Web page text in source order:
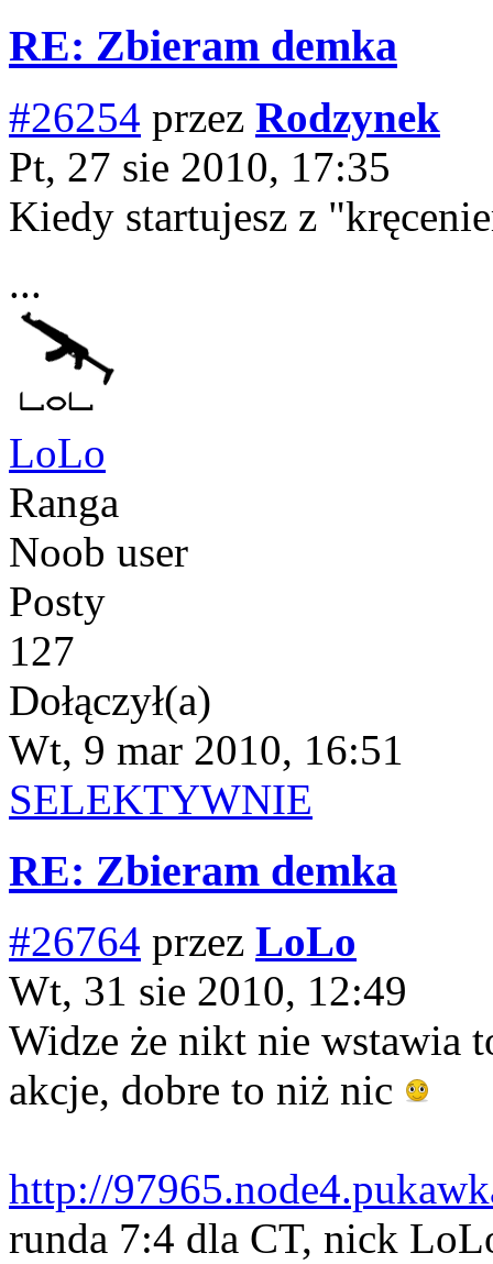
RE: Zbieram demka
#26254 przez Rodzynek
Pt, 27 sie 2010, 17:35
Kiedy startujesz z
...
LoLo
Ranga
Noob user
Posty
127
Dołączył(a)
Wt, 9 mar 2010, 16:51
SELEKTYWNIE
RE: Zbieram demka
#26764 przez LoLo
Wt, 31 sie 2010, 12:49
Widze że nikt nie wstawia
akcje, dobre to niż nic
http://
runda 7:4 dla CT, nick